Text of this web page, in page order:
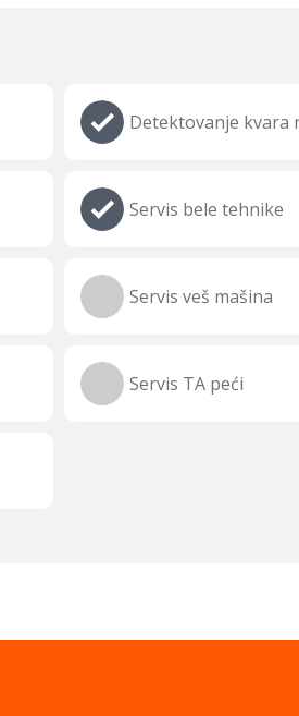
Detektovanje kvara
Servis bele tehnike
Servis veš mašina
Servis TA peći